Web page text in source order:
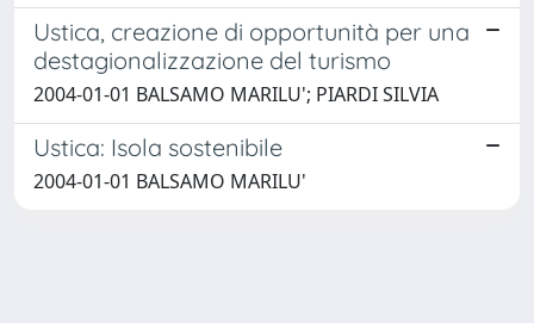
Ustica, creazione di opportunità per una
destagionalizzazione del turismo
2004-01-01 BALSAMO MARILU'; PIARDI SILVIA
Ustica: Isola sostenibile
2004-01-01 BALSAMO MARILU'